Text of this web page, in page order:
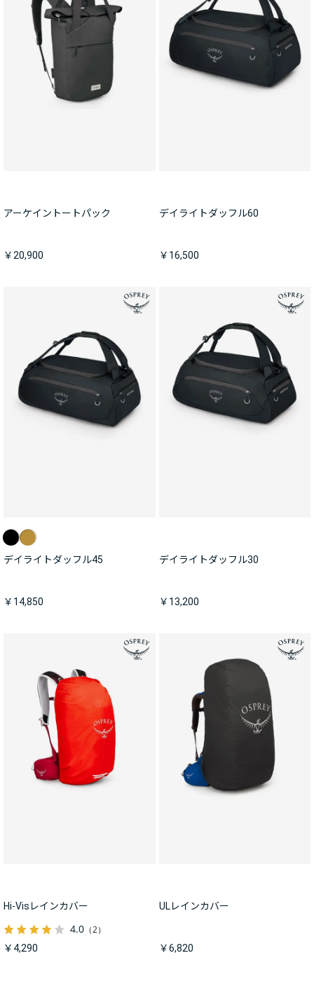
アーケイントートパック
￥20,900
デイライトダッフル60
￥16,500
デイライトダッフル45
￥14,850
デイライトダッフル30
￥13,200
Hi-Visレインカバー
4.0 （2）
￥4,290
ULレインカバー
￥6,820